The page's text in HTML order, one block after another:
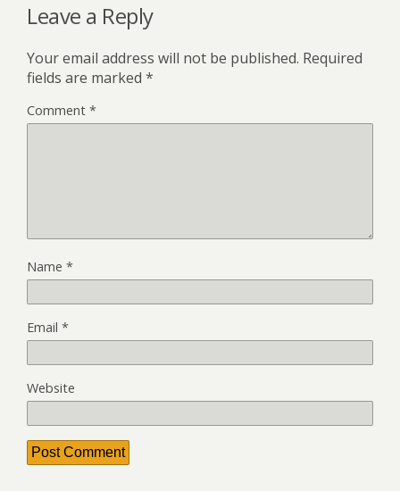
Leave a Reply
Your email address will not be published. Required
fields are marked *
Comment *
Name *
Email *
Website